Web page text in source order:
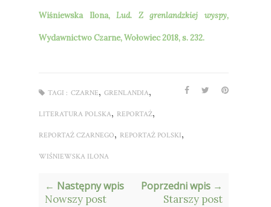
Wiśniewska Ilona,Lud. Z grenlandzkiej wyspy,
Wydawnictwo Czarne, Wołowiec 2018, s. 232.
TAGI : CZARNE, GRENLANDIA,
LITERATURA POLSKA, REPORTAŻ,
REPORTAŻ CZARNEGO, REPORTAŻ POLSKI,
WIŚNIEWSKA ILONA
← Następny wpis
Nowszy post
Poprzedni wpis →
Starszy post